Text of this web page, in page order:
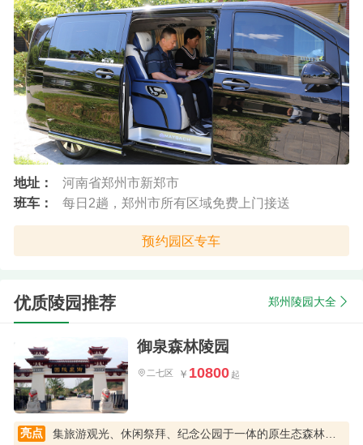
地址：
河南省郑州市新郑市
班车：
每日2趟，郑州市所有区域免费上门接送
预约园区专车
优质陵园推荐 郑州陵园大全
御泉森林陵园
二七区 10800
亮点 集旅游观光、休闲祭拜、纪念公园于一体的原生态森林陵园